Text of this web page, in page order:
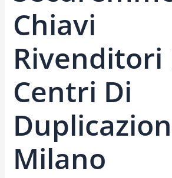
Chiavi
Rivenditori
Centri Di
Milano